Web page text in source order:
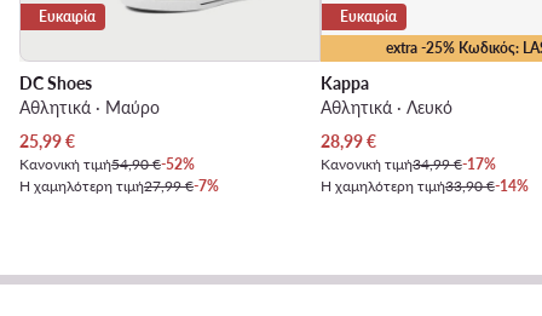
Ευκαιρία
DC Shoes
Αθλητικά · Μαύρο
Τρέχουσα τιμή
25,99€
Κανονική τιμή54,90 €-52%
Η χαμηλότερη τιμή27,99 €-7%
extra -25% Κωδικός:
Ευκαιρία
Kappa
Αθλητικά · Λευκό
Τρέχουσα τιμή
28,99€
Κανονική τιμή34,99 €-17%
Η χαμηλότερη τιμή33,90 €-14%